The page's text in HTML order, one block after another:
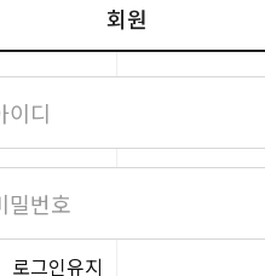
회원
로그인유지